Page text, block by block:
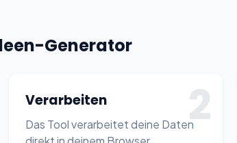
Generator
2
Verarbeiten
Das Tool verarbeitet deine Daten